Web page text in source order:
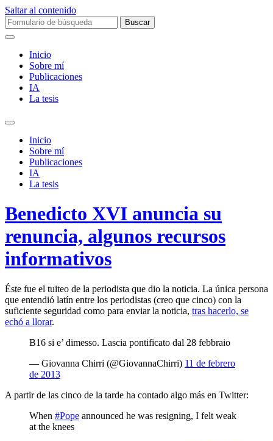
Saltar al contenido
Buscar:
Inicio
Sobre mí­
Publicaciones
IA
La tesis
Alternar
campo
búsqueda
Inicio
Sobre mí­
Publicaciones
IA
La tesis
Benedicto XVI anuncia su
renuncia, algunos recursos
informativos
Éste fue el tuiteo de la periodista que dio la noticia. La única persona
que entendió latín entre los periodistas (creo que cinco) con la
suficiente seguridad como para enviar la noticia, tras hacerlo, se
echó a llorar.
B16 si e’ dimesso. Lascia pontificato dal 28 febbraio
— Giovanna Chirri (@GiovannaChirri) 11 de febrero
de 2013
A partir de las cinco de la tarde ha contado algo más en Twitter:
When #Pope announced he was resigning, I felt weak
at the knees